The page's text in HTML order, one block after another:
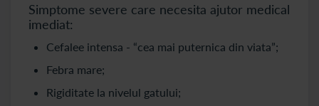
Simptome severe care necesita ajutor medical
imediat:
Cefalee intensa - “cea mai puternica din viata”;
Febra mare;
Rigiditate la nivelul gatului;